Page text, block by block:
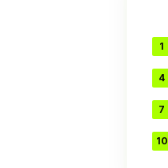
1
4
7
10